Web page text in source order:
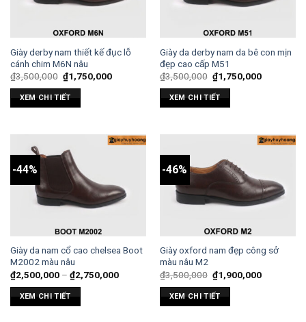
Giày derby nam thiết kế đục lỗ
cánh chim M6N nâu
₫3,500,000 ₫1,750,000
XEM CHI TIẾT
Giày da derby nam da bê con mịn
đẹp cao cấp M51
₫3,500,000 ₫1,750,000
XEM CHI TIẾT
-44%
Giày da nam cổ cao chelsea Boot
M2002 màu nâu
₫2,500,000– ₫2,750,000
XEM CHI TIẾT
-46%
Giày oxford nam đẹp công sở
màu nâu M2
₫3,500,000 ₫1,900,000
XEM CHI TIẾT